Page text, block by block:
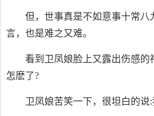
但，世事真是不如意事十常八
言，也是难之又难。
看到卫凤娘脸上又露出伤感的
怎麽了?
卫凤娘苦笑一下，很坦白的说: